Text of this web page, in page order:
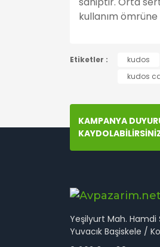
kullanım
Görüş ve
Ürün
Ürün
Etiketler : kudos
kudos
KAMPANYA
Yeşilyurt Mah. Hamdi
Yuvacık Başiskele /